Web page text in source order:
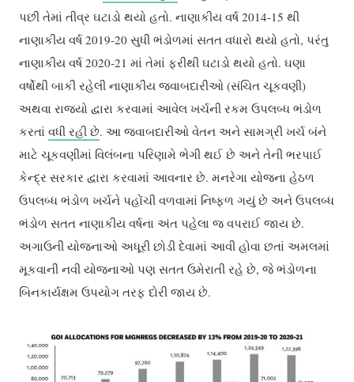
પછી તેમાં તીવ્ર ઘટાડો થયો હતો. નાણાકીય વર્ષ 2014-15 થી
નાણાકીય વર્ષ 2019-20 સુધી ભંડોળમાં સતત વધારો થયો હતો, પરંતુ
નાણાકીય વર્ષ 2020-21 માં તેમાં ફરીથી ઘટાડો થયો હતો. ઘણા
વર્ષોથી બાકી રહેલી નાણાકીય જવાબદારીઓ (સંચિત ચૂકવણી)
અથવા રાજ્યો દ્વારા કરવામાં આવેલ ખર્ચની રકમ ઉપલબ્ધ ભંડોળ
કરતાંવધી રહી છે. આ જવાબદારીઓ વેતન અને સામગ્રી ખર્ચ બંને
માટે ચૂકવણીમાં વિલંબના પરિણામે ભેગી થઈ છે અને તેની ભરપાઈ
કેન્દ્ર સરકાર દ્વારા કરવામાં આવનાર છે. મનરેગા યોજના હેઠળ
ઉપલબ્ધ ભંડોળ ખર્ચને પહોંચી વળવામાં નિષ્ફળ ગયું છે અને ઉપલબ્ધ
ભંડોળ સતત નાણાકીય વર્ષના અંત પહેલા જ વપરાઈ જાય છે.
અગાઉની યોજનાઓ અધૂરી છોડી દેવામાં આવી હોવા છતાં અમલમાં
મૂકવાની નવી યોજનાઓ પણ સતત ઉમેરાતી રહે છે, જે ભંડોળના
બિનકાર્યક્ષમ ઉપયોગ તરફ દોરી જાય છે.